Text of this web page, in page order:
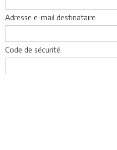
Adresse e-mail destinataire
Code de sécurité